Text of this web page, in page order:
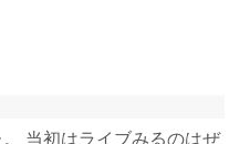
当初はライブみるのはぜ